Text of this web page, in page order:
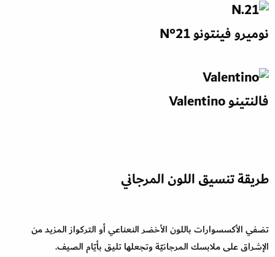
نوميرو فينتونو N°21
فالنتينو Valentino
طريقة تنسيق اللون المرجاني
تضفي الأكسسوارات باللون الأخضر النعناعي أو التركواز المزيد من
الإشراق على ملابسك المرجانيّة وتجعلها تليق بأيّام الصيف.